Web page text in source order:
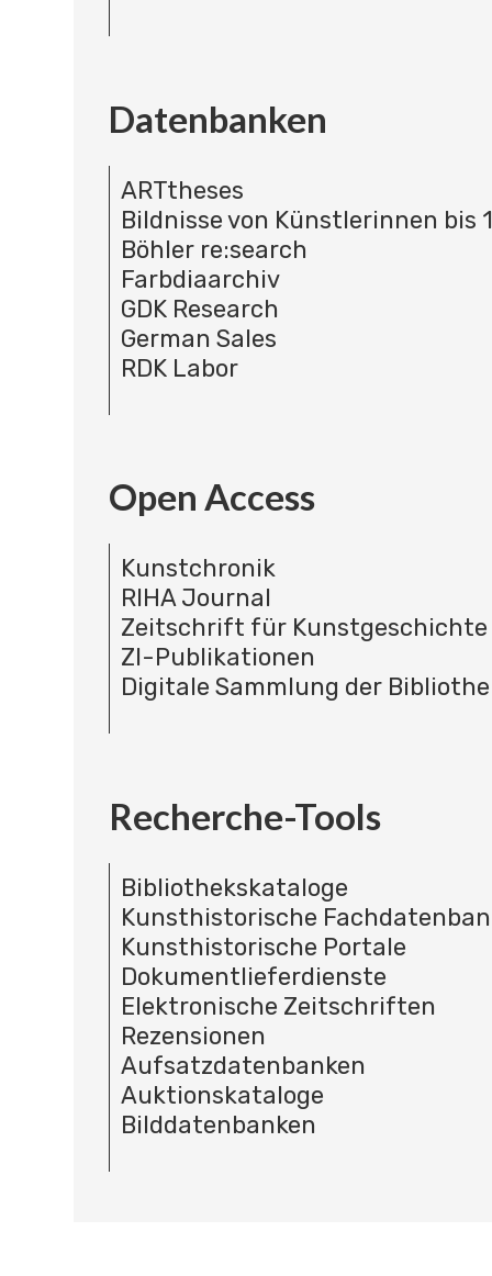
Datenbanken
ARTtheses
Bildnisse von Künstlerinnen bis
Böhler re:search
Farbdiaarchiv
GDK Research
German Sales
RDK Labor
Open Access
Kunstchronik
RIHA Journal
Zeitschrift für Kunstgeschichte
ZI-Publikationen
Digitale Sammlung der
Recherche-Tools
Bibliothekskataloge
Kunsthistorische
Kunsthistorische Portale
Dokumentlieferdienste
Elektronische Zeitschriften
Rezensionen
Aufsatzdatenbanken
Auktionskataloge
Bilddatenbanken